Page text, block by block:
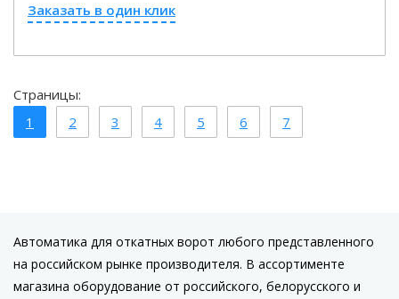
Заказать в один клик
Страницы:
1
2 3 4 5 6 7
Автоматика для откатных ворот любого представленного
на российском рынке производителя. В ассортименте
магазина оборудование от российского, белорусского и